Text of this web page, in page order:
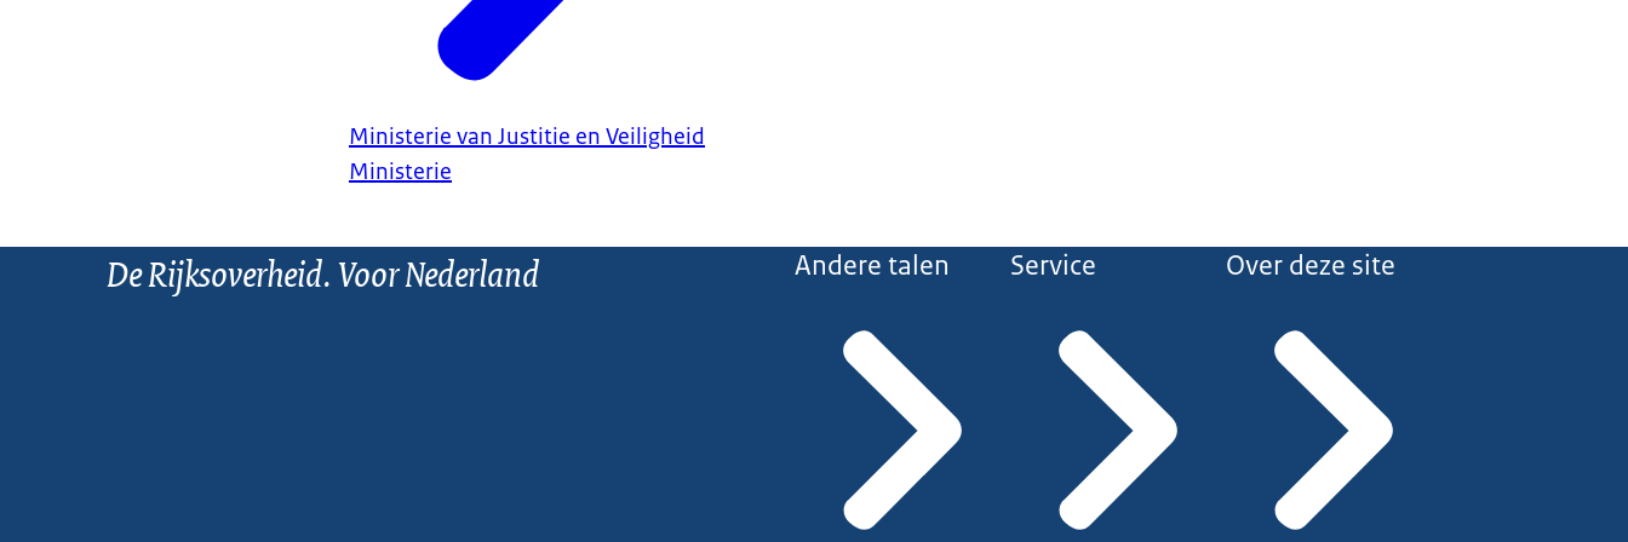
Ministerie van Justitie en Veiligheid
Ministerie
De Rijksoverheid. Voor Nederland Andere talen Service Over deze site